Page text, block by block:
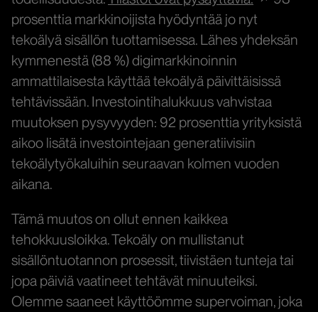
prosenttia markkinoijista hyödyntää jo nyt
tekoälyä sisällön tuottamisessa. Lähes yhdeksän
kymmenestä (88 %) digimarkkinoinnin
ammattilaisesta käyttää tekoälyä päivittäisissä
tehtävissään. Investointihalukkuus vahvistaa
muutoksen pysyvyyden: 92 prosenttia yrityksistä
aikoo lisätä investointejaan generatiivisiin
tekoälytyökaluihin seuraavan kolmen vuoden
aikana.
Tämä muutos on ollut ennen kaikkea
tehokkuusloikka. Tekoäly on mullistanut
sisällöntuotannon prosessit, tiivistäen tunteja tai
jopa päiviä vaatineet tehtävät minuuteiksi.
Olemme saaneet käyttöömme supervoiman, joka